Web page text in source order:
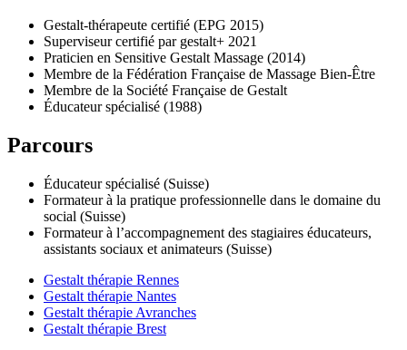
Gestalt-thérapeute certifié (EPG 2015)
Superviseur certifié par gestalt+ 2021
Praticien en Sensitive Gestalt Massage (2014)
Membre de la Fédération Française de Massage Bien-Être
Membre de la Société Française de Gestalt
Éducateur spécialisé (1988)
Parcours
Éducateur spécialisé (Suisse)
Formateur à la pratique professionnelle dans le domaine du
social (Suisse)
Formateur à l’accompagnement des stagiaires éducateurs,
assistants sociaux et animateurs (Suisse)
Gestalt thérapie Rennes
Gestalt thérapie Nantes
Gestalt thérapie Avranches
Gestalt thérapie Brest